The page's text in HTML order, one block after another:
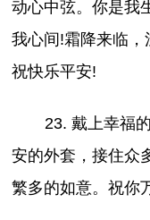
动心中弦。你是我
我心间!霜降来临，
祝快乐平安!
23. 戴上幸福
安的外套，接住众
繁多的如意。祝你